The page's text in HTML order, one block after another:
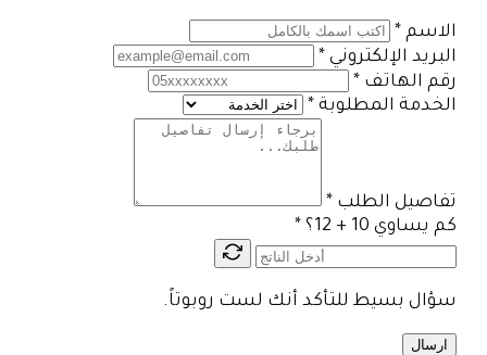
الاسم *
البريد الإلكتروني *
رقم الهاتف *
الخدمة المطلوبة *
تفاصيل الطلب *
كم يساوي 10 + 12؟
*
سؤال بسيط للتأكد أنك لست روبوتاً.
ارسال